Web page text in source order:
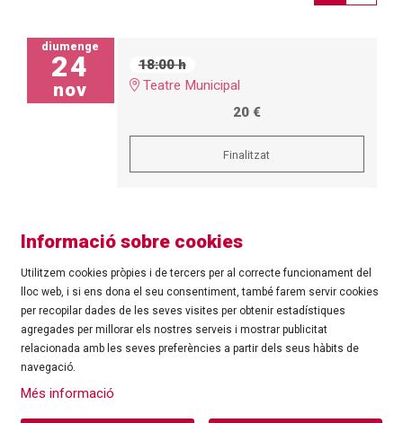
diumenge
24
nov
18:00 h
Teatre Municipal
20 €
Finalitzat
©Ajuntament de Roses| C/ Tarragona, 81 | 17480 ROSES
Tel.: 972 25 24 00 |cultura@roses.cat
Sitemap | Ús de Cookies
Informació sobre cookies
Utilitzem cookies pròpies i de tercers per al correcte funcionament del
lloc web, i si ens dona el seu consentiment, també farem servir cookies
per recopilar dades de les seves visites per obtenir estadístiques
agregades per millorar els nostres serveis i mostrar publicitat
relacionada amb les seves preferències a partir dels seus hàbits de
navegació.
Més informació